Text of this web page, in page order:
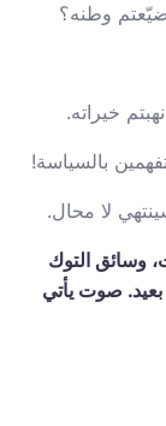
وطنه؟
خيراته.
بالسياسة!
لا محال.
وسائق التوك
صوت يأتي